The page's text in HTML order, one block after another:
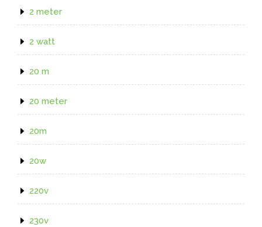
2 meter
2 watt
20 m
20 meter
20m
20w
220v
230v